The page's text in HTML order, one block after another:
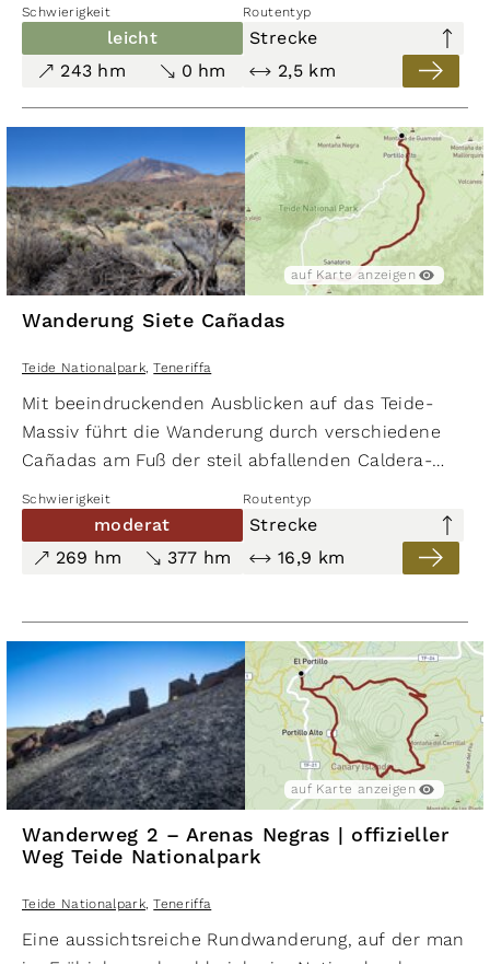
Schwierigkeit Routentyp
leicht
Strecke
243 hm
0 hm 2,5 km
auf Karte anzeigen
Wanderung Siete Cañadas
Teide Nationalpark, Teneriffa
Mit beeindruckenden Ausblicken auf das Teide-
Massiv führt die Wanderung durch verschiedene
Cañadas am Fuß der steil abfallenden Caldera-
einem breiten Fahrweg über ein Teilstück des
historischen Wegs »Camino de Chasna«, der schon
zu prähispanischer Zeit genutzt wurde, um die
Schwierigkeit Routentyp
moderat
Strecke
269 hm
377 hm 16,9 km
auf Karte anzeigen
Wanderweg 2 – Arenas Negras | offizieller
Weg Teide Nationalpark
Teide Nationalpark, Teneriffa
Eine aussichtsreiche Rundwanderung, auf der man